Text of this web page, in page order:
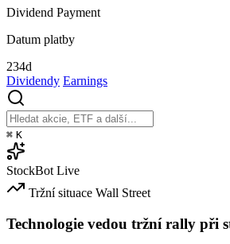
Dividend Payment
Datum platby
234d
Dividendy Earnings
⌘ K
StockBot Live
Tržní situace Wall Street
Technologie vedou tržní rally při